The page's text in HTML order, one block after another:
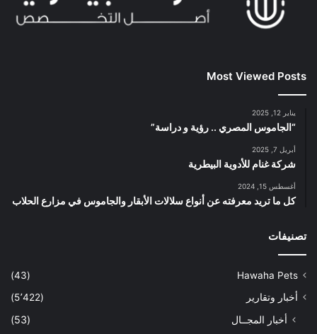
Most Viewed Posts
يناير 12, 2025
“الجاموس المصري .. رؤية و دراسة”
أبريل 7, 2025
شركة غنام للأدوية البيطرية
أغسطس 15, 2024
كل ما تريد معرفته عن أنواع سلالات الأبقار والجاموس في مزارع الحلاب
تصنيفات
Hawaha Pets
(43)
أخبار وتقارير
(5٬422)
أخبار المجــال
(53)